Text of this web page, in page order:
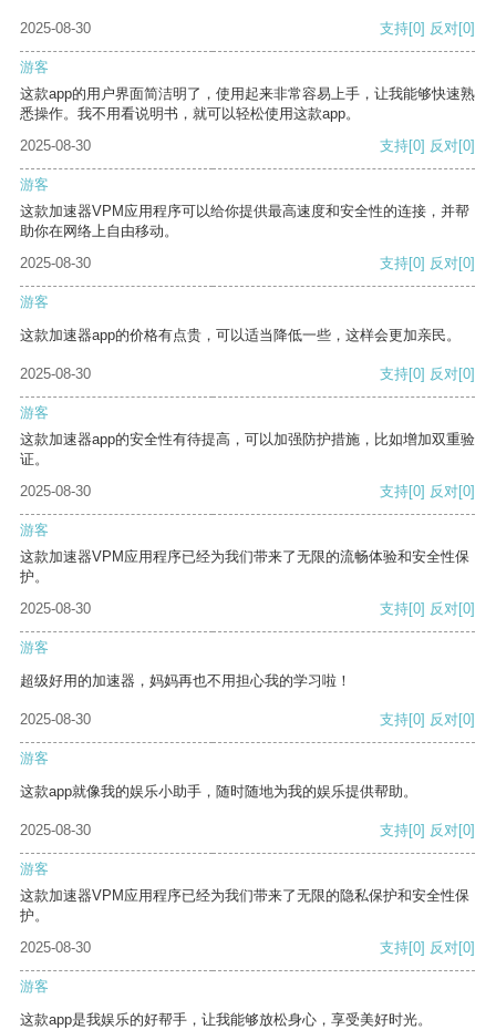
2025-08-30 支持[0] 反对[0]
游客
这款app的用户界面简洁明了，使用起来非常容易上手，让我能够快速熟
悉操作。我不用看说明书，就可以轻松使用这款app。
2025-08-30
支持[0] 反对[0]
游客
这款加速器VPM应用程序可以给你提供最高速度和安全性的连接，并帮
助你在网络上自由移动。
2025-08-30
支持[0] 反对[0]
游客
这款加速器app的价格有点贵，可以适当降低一些，这样会更加亲民。
2025-08-30 支持[0] 反对[0]
游客
这款加速器app的安全性有待提高，可以加强防护措施，比如增加双重验
证。
2025-08-30
支持[0] 反对[0]
游客
这款加速器VPM应用程序已经为我们带来了无限的流畅体验和安全性保
护。
2025-08-30
支持[0] 反对[0]
游客
超级好用的加速器，妈妈再也不用担心我的学习啦！
2025-08-30 支持[0] 反对[0]
游客
这款app就像我的娱乐小助手，随时随地为我的娱乐提供帮助。
2025-08-30 支持[0] 反对[0]
游客
这款加速器VPM应用程序已经为我们带来了无限的隐私保护和安全性保
护。
2025-08-30
支持[0] 反对[0]
游客
这款app是我娱乐的好帮手，让我能够放松身心，享受美好时光。